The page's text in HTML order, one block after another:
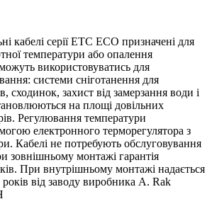
кабелі серії ETС ECO призначені для
температури або опалення
використовуватись для
системи сніготанення для
сходинок, захист від замерзання води і
на площі довільних
Регулювання температури
електронного терморегулятора з
Кабелі не потребують обслуговування
зовнішньому монтажі гарантія
При внутрішньому монтажі надається
від заводу виробника A. Rak